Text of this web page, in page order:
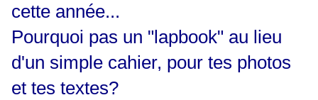
cette année...
Pourquoi pas un "lapbook" au lieu
d'un simple cahier, pour tes photos
et tes textes?